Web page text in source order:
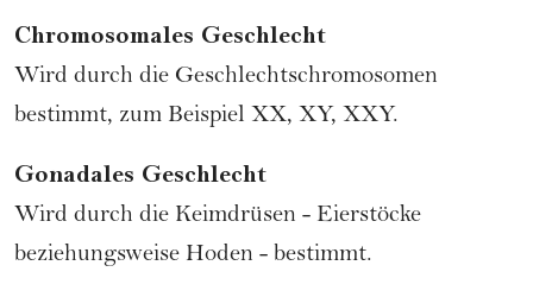
Chromosomales Geschlecht
Wird durch die Geschlechtschromosomen
bestimmt, zum Beispiel XX, XY, XXY.
Gonadales Geschlecht
Wird durch die Keimdrüsen - Eierstöcke
beziehungsweise Hoden - bestimmt.